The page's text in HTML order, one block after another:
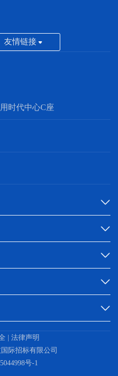
友情链接
时代中心C座
| 法律声明
际招标有限公司
号-1